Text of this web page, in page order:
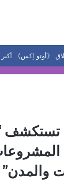
تستكشف
والمدن”